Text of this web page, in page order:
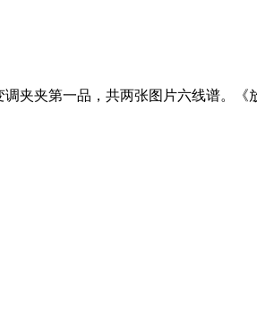
夹夹第一品，共两张图片六线谱。《